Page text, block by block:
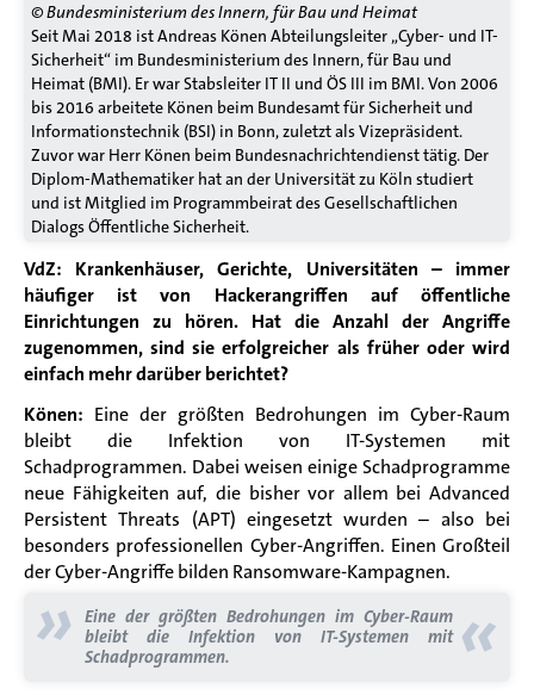
© Bundesministerium des Innern, für Bau und Heimat
Seit Mai 2018 ist Andreas Könen Abteilungsleiter „Cyber- und IT-
Sicherheit“ im Bundesministerium des Innern, für Bau und
Heimat (BMI). Er war Stabsleiter IT II und ÖS III im BMI. Von 2006
bis 2016 arbeitete Könen beim Bundesamt für Sicherheit und
Informationstechnik (BSI) in Bonn, zuletzt als Vizepräsident.
Zuvor war Herr Könen beim Bundesnachrichtendienst tätig. Der
Diplom-Mathematiker hat an der Universität zu Köln studiert
und ist Mitglied im Programmbeirat des Gesellschaftlichen
Dialogs Öffentliche Sicherheit.
VdZ: Krankenhäuser, Gerichte, Universitäten – immer
häufiger ist von Hackerangriffen auf öffentliche
Einrichtungen zu hören. Hat die Anzahl der Angriffe
zugenommen, sind sie erfolgreicher als früher oder wird
einfach mehr darüber berichtet?
Könen: Eine der größten Bedrohungen im Cyber-Raum
bleibt die Infektion von IT-Systemen mit
Schadprogrammen. Dabei weisen einige Schadprogramme
neue Fähigkeiten auf, die bisher vor allem bei Advanced
Persistent Threats (APT) eingesetzt wurden – also bei
besonders professionellen Cyber-Angriffen. Einen Großteil
der Cyber-Angriffe bilden Ransomware-Kampagnen.
» Eine der größten Bedrohungen im Cyber-Raum
bleibt die Infektion von IT-Systemen mit
Schadprogrammen.
«